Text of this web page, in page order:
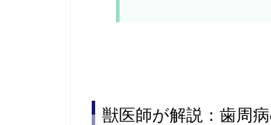
獣医師が解説：歯周